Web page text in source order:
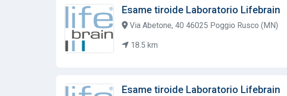
Esame tiroide Laboratorio Lifebrain
Via Abetone, 40 46025 Poggio Rusco (MN)
18.5 km
Esame tiroide Laboratorio Lifebrain